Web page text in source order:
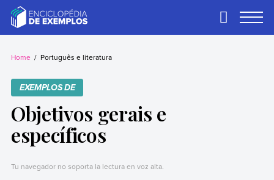
contentExemplos
Precisa de
temos.
Primary
Home Português e literatura
EXEMPLOS DE
Objetivos gerais e
específicos
Tu navegador no soporta la lectura en voz alta.